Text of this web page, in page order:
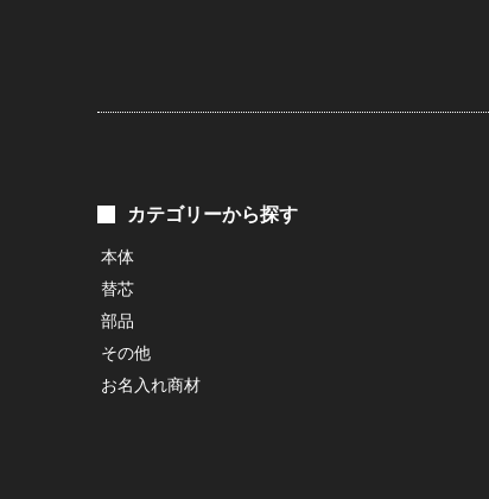
カテゴリーから探す
本体
替芯
部品
その他
お名入れ商材